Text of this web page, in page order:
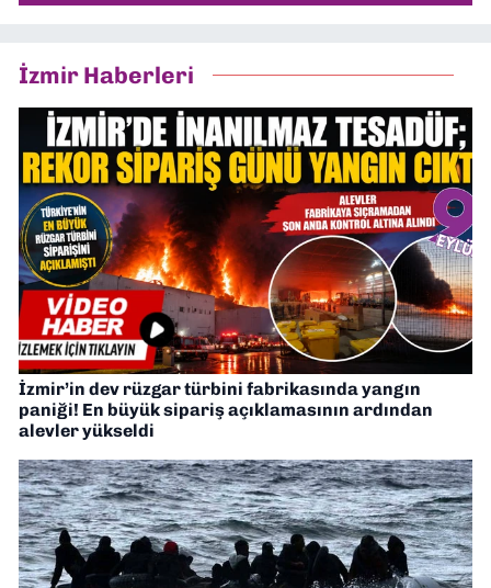
İzmir Haberleri
İzmir’in dev rüzgar türbini fabrikasında yangın
paniği! En büyük sipariş açıklamasının ardından
alevler yükseldi